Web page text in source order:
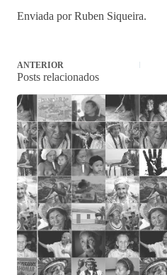
Enviada por Ruben Siqueira.
ANTERIOR
Posts relacionados